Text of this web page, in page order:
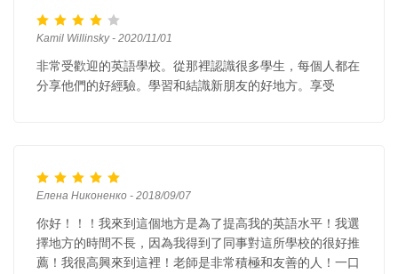
Kamil Willinsky - 2020/11/01
非常受歡迎的英語學校。從那裡認識很多學生，每個人都在
分享他們的好經驗。學習和結識新朋友的好地方。享受
Елена Никоненко - 2018/09/07
你好！！！我來到這個地方是為了提高我的英語水平！我選
擇地方的時間不長，因為我得到了同事對這所學校的很好推
薦！我很高興來到這裡！老師是非常積極和友善的人！一口